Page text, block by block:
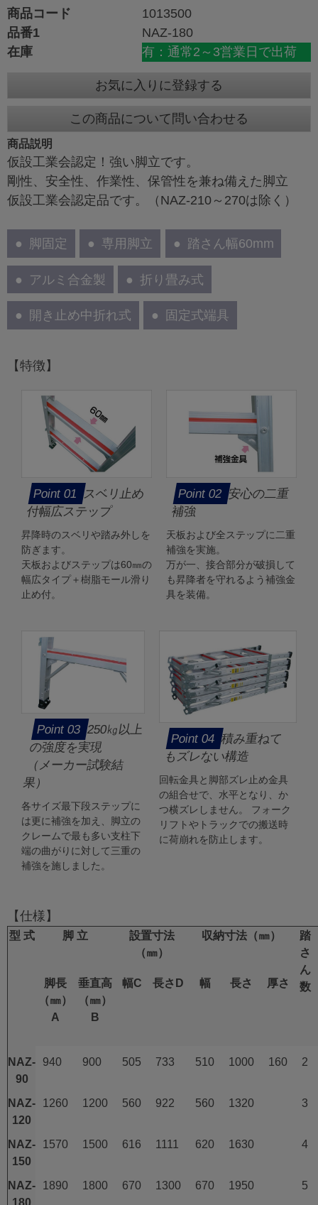
商品コード
1013500
品番1
NAZ-180
在庫
有：通常2～3営業日で出荷
お気に入りに登録する
この商品について問い合わせる
商品説明
仮設工業会認定！強い脚立です。
剛性、安全性、作業性、保管性を兼ね備えた脚立
仮設工業会認定品です。（NAZ-210～270は除く）
脚固定 専用脚立 踏さん幅60mm
アルミ合金製 折り畳み式
開き止め中折れ式 固定式端具
【特徴】
スベリ止め
付幅広ステップ
昇降時のスベリや踏み外しを
防ぎます。
天板およびステップは60㎜の
幅広タイプ＋樹脂モール滑り
止め付。
安心の二重
補強
天板および全ステップに二重
補強を実施。
万が一、接合部分が破損して
も昇降者を守れるよう補強金
具を装備。
250㎏以上
の強度を実現
（メーカー試験結
果）
各サイズ最下段ステップに
は更に補強を加え、脚立の
クレームで最も多い支柱下
端の曲がりに対して三重の
補強を施しました。
積み重ねて
もズレない構造
回転金具と脚部ズレ止め金具
の組合せで、水平となり、か
つ横ズレしません。 フォーク
リフトやトラックでの搬送時
に荷崩れを防止します。
【仕様】
型 式 脚 立
設置寸法
（㎜）
収納寸法（㎜）
踏
さ
ん
数
脚長
（㎜）
A
垂直高
（㎜）
B
幅C 長さD 幅 長さ 厚さ
NAZ-
90
940 900 505 733 510 1000 160 2
NAZ-
120
1260 1200 560 922 560 1320 3
NAZ-
150
1570 1500 616 1111 620 1630 4
NAZ-
180
1890 1800 670 1300 670 1950 5